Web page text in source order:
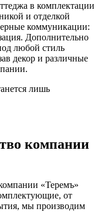
в комплектации
и отделкой
коммуникации:
Дополнительно
любой стиль
декор и различные
лишь
компании
«Теремъ»
от
мы производим